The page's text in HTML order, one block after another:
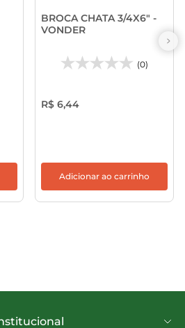
BROCA CHATA 3/4X6" -
VONDER
(0)
R$ 6,44
Adicionar ao carrinho